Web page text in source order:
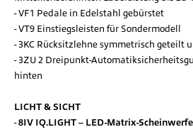
VF1 Pedale in Edelstahl gebürstet
VT9 Einstiegsleisten für Sondermodell
3KC Rücksitzlehne symmetrisch geteilt
3ZU 2 Dreipunkt-
hinten
LICHT & SICHT
8IV IQ.LIGHT – LED-Matrix-